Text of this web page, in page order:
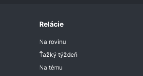
Relácie
Na rovinu
Ťažký týždeň
Na tému